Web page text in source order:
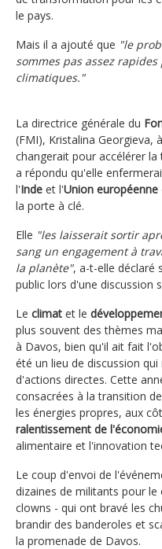
le pays.
Mais il a ajouté que "le
sommes pas assez
climatiques."
La directrice générale du
(FMI), Kristalina Georgieva,
changerait pour accélérer la
a répondu qu'elle
l'Inde et l'Union européenne
la porte à clé.
Elle "les laisserait sortir
sang un engagement à
la planète", a-t-elle déclaré
public lors d'une discussion
Le climat et le
plus souvent des thèmes
à Davos, bien qu'il ait fait
été un lieu de discussion
d'actions directes. Cette
consacrées à la transition
les énergies propres, aux
ralentissement de
alimentaire et l'innovation
Le coup d'envoi de
dizaines de militants pour
clowns - qui ont bravé les
brandir des banderoles et
la promenade de Davos.